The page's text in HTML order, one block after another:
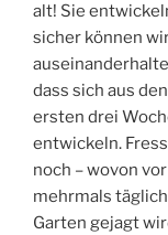
alt! Sie
sicher können
dass sich aus
ersten drei
entwickeln.
noch – wovon
mehrmals
Garten gejagt